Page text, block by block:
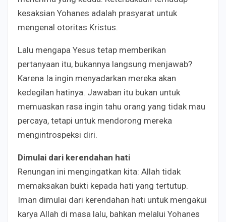
kesaksian Yohanes adalah prasyarat untuk
mengenal otoritas Kristus.
Lalu mengapa Yesus tetap memberikan
pertanyaan itu, bukannya langsung menjawab?
Karena Ia ingin menyadarkan mereka akan
kedegilan hatinya. Jawaban itu bukan untuk
memuaskan rasa ingin tahu orang yang tidak mau
percaya, tetapi untuk mendorong mereka
mengintrospeksi diri.
Dimulai dari kerendahan hati
Renungan ini mengingatkan kita: Allah tidak
memaksakan bukti kepada hati yang tertutup.
Iman dimulai dari kerendahan hati untuk mengakui
karya Allah di masa lalu, bahkan melalui Yohanes